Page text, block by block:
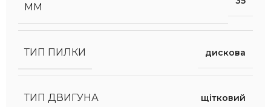
ММ
ТИП ПИЛКИ дискова
ТИП ДВИГУНА щітковий